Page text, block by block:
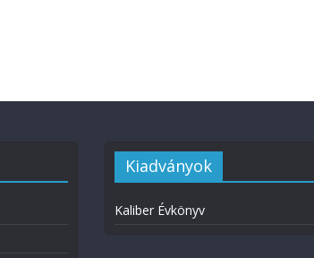
Kiadványok
Kaliber Évkönyv